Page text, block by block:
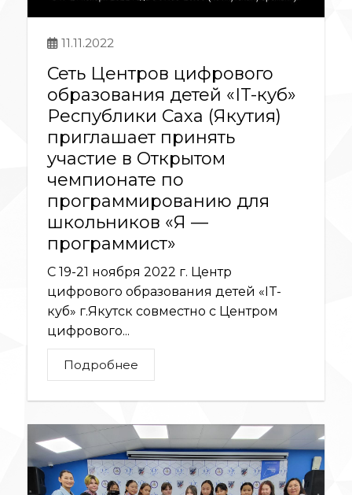
11.11.2022
Сеть Центров цифрового
образования детей «IT-куб»
Республики Саха (Якутия)
приглашает принять
участие в Открытом
чемпионате по
программированию для
школьников «Я —
программист»
С 19-21 ноября 2022 г. Центр
цифрового образования детей «IT-
куб» г.Якутск совместно с Центром
цифрового...
Подробнее